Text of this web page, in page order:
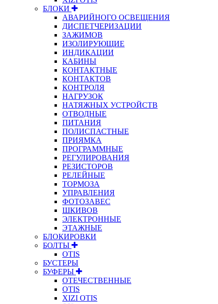
БЛОКИ
АВАРИЙНОГО ОСВЕЩЕНИЯ
ДИСПЕТЧЕРИЗАЦИИ
ЗАЖИМОВ
ИЗОЛИРУЮЩИЕ
ИНДИКАЦИИ
КАБИНЫ
КОНТАКТНЫЕ
КОНТАКТОВ
КОНТРОЛЯ
НАГРУЗОК
НАТЯЖНЫХ УСТРОЙСТВ
ОТВОДНЫЕ
ПИТАНИЯ
ПОЛИСПАСТНЫЕ
ПРИЯМКА
ПРОГРАММНЫЕ
РЕГУЛИРОВАНИЯ
РЕЗИСТОРОВ
РЕЛЕЙНЫЕ
ТОРМОЗА
УПРАВЛЕНИЯ
ФОТОЗАВЕС
ШКИВОВ
ЭЛЕКТРОННЫЕ
ЭТАЖНЫЕ
БЛОКИРОВКИ
БОЛТЫ
OTIS
БУСТЕРЫ
БУФЕРЫ
ОТЕЧЕСТВЕННЫЕ
OTIS
XIZI OTIS